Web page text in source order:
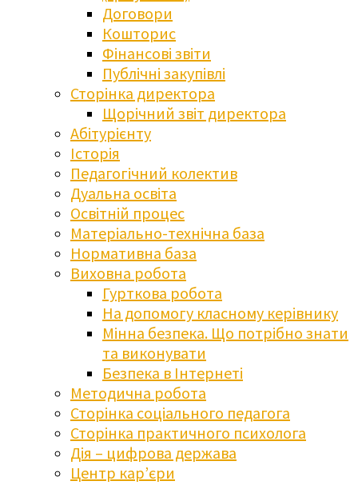
Договори
Кошторис
Фінансові звіти
Публічні закупівлі
Сторінка директора
Щорічний звіт директора
Абітурієнту
Історія
Педагогічний колектив
Дуальна освіта
Освітній процес
Матеріально-технічна база
Нормативна база
Виховна робота
Гурткова робота
На допомогу класному керівнику
Мінна безпека. Що потрібно знати
та виконувати
Безпека в Інтернеті
Методична робота
Сторінка соціального педагога
Сторінка практичного психолога
Дія – цифрова держава
Центр кар’єри